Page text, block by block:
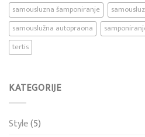
samousluzna šamponiranje
samouslužna autopraona
tertis
KATEGORIJE
Style(5)